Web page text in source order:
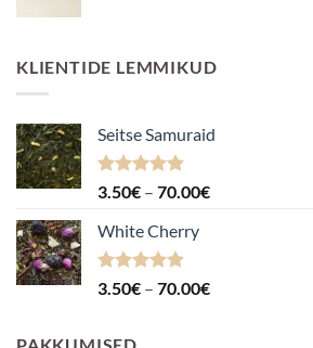
KLIENTIDE LEMMIKUD
Seitse Samuraid
Hinnanguga
3.50€ – 70.00€Hinnavahemik:
White Cherry
Hinnanguga
3.50€ – 70.00€Hinnavahemik:
PAKKUMISED